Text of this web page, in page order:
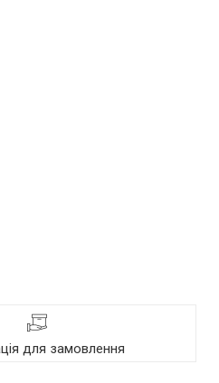
для замовлення